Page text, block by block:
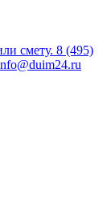
смету. 8 (495)